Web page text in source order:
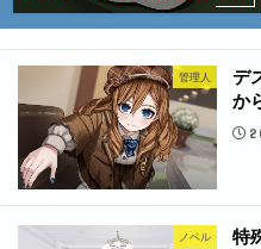
管理人
デ
か
ノベル
特